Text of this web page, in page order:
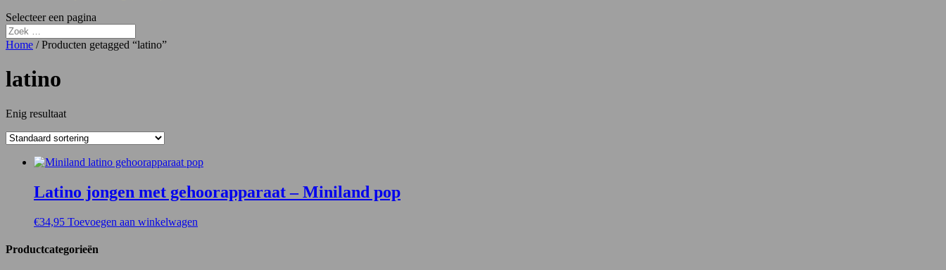
Selecteer een pagina
Home / Producten getagged “latino”
latino
Enig resultaat
Latino jongen met gehoorapparaat – Miniland pop
€34,95 Toevoegen aan winkelwagen
Productcategorieën